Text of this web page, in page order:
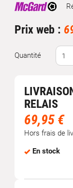
Marque
Prix web :
Quantité
RELAIS
69,95 €
Hors frais de
En stock